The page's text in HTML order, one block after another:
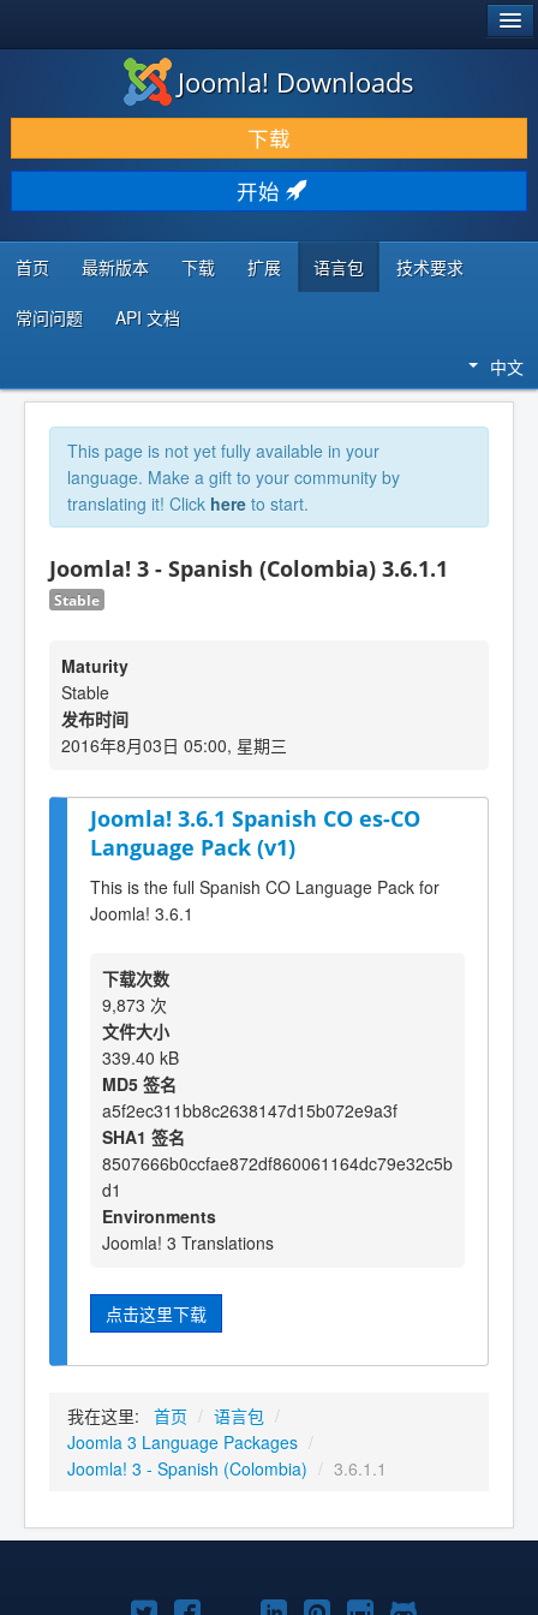
下载 & 扩展
发现 & 学习
社区 & 支持
开发者资源
Joomla! Downloads
下载
开始
首页 最新版本 下载 扩展 语言包 技术要求
常问问题 API 文档
中文
This page is not yet fully available in your
language. Make a gift to your community by
translating it! Click here to start.
Joomla! 3 - Spanish (Colombia) 3.6.1.1
Stable
Maturity
Stable
发布时间
2016年8月03日 05:00, 星期三
Joomla! 3.6.1 Spanish CO es-CO
Language Pack (v1)
This is the full Spanish CO Language Pack for
Joomla! 3.6.1
下载次数
9,873 次
文件大小
339.40 kB
MD5 签名
a5f2ec311bb8c2638147d15b072e9a3f
SHA1 签名
8507666b0ccfae872df860061164dc79e32c5b
d1
Environments
Joomla! 3 Translations
点击这里下载
我在这里: 首页 / 语言包 /
Joomla 3 Language Packages /
Joomla! 3 - Spanish (Colombia) / 3.6.1.1